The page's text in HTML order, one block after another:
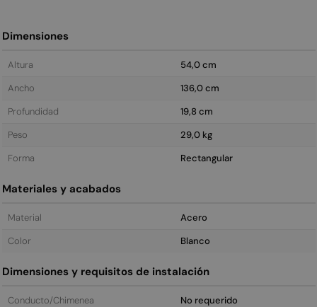
Dimensiones
Altura
54,0 cm
Ancho
136,0 cm
Profundidad
19,8 cm
Peso
29,0 kg
Forma
Rectangular
Materiales y acabados
Material
Acero
Color
Blanco
Dimensiones y requisitos de instalación
Conducto/Chimenea
No requerido